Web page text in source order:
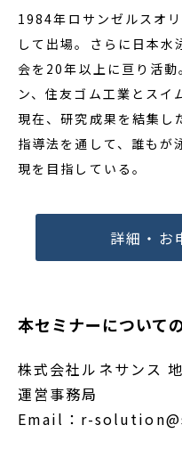
1984年ロサンゼルスオ
して出場。さらに日本水
会を20年以上に亘り活
ン、住友ゴム工業とスイ
現在、研究成果を結集し
指導法を通して、誰も
現を目指している。
詳細・お
本セミナーについて
株式会社ルネサンス
運営事務局
Email：r-